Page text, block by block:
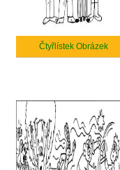
Čtyřlístek Obrázek